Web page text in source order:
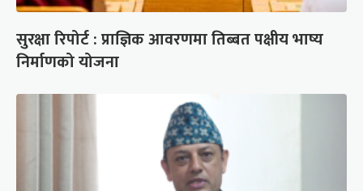
सुरक्षा रिपोर्ट : प्राज्ञिक आवरणमा तिब्बत पक्षीय भाष्य
निर्माणको योजना